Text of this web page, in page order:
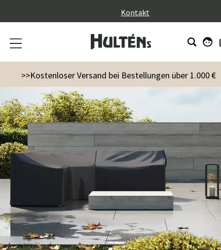
Kontakt
>>Kostenloser Versand bei Bestellungen über 1.000 €